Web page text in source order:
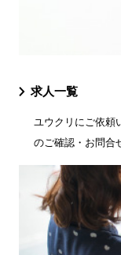
求人一覧
ユウクリにご依頼
のご確認・お問合